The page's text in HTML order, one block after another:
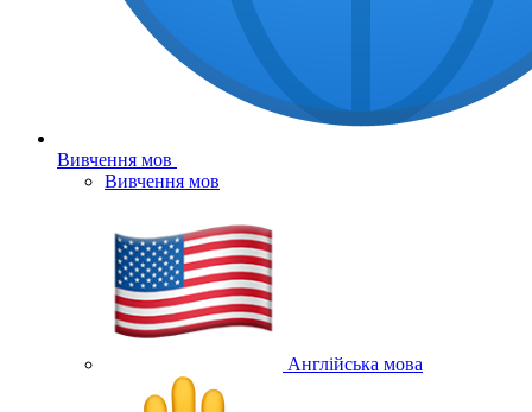
Вивчення мов
Вивчення мов
Англійська мова